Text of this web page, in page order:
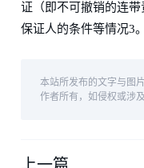
证（即不可撤销的连
保证人的条件等情况3。
本站所发布的文字与图
作者所有，如侵权或涉